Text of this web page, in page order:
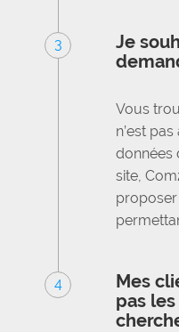
3
Je
Vous
n’est
données
site,
4
Mes
pas